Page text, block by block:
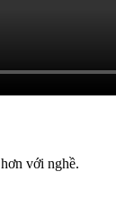
với nghề.